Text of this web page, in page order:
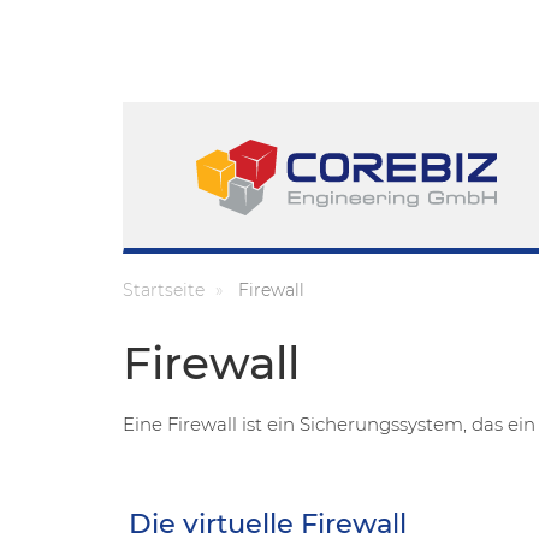
Startseite Firewall
Firewall
Eine Firewall ist ein Sicherungssystem, das
Die virtuelle Firewall